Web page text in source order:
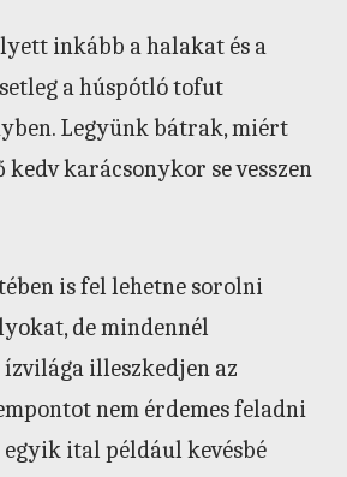
inkább a halakat és a
a húspótló tofut
Legyünk bátrak, miért
kedv karácsonykor se vesszen
is fel lehetne sorolni
de mindennél
illeszkedjen az
nem érdemes feladni
ital például kevésbé